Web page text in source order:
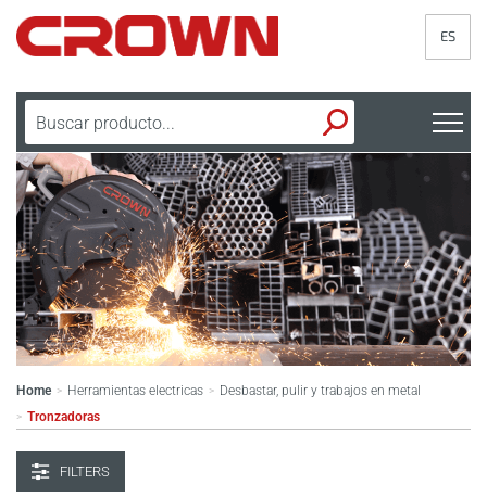
ES
Home > Herramientas electricas > Desbastar, pulir y trabajos en metal
> Tronzadoras
FILTERS